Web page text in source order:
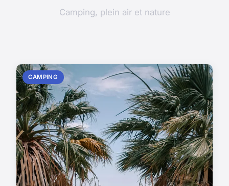
Camping, plein air et nature
CAMPING